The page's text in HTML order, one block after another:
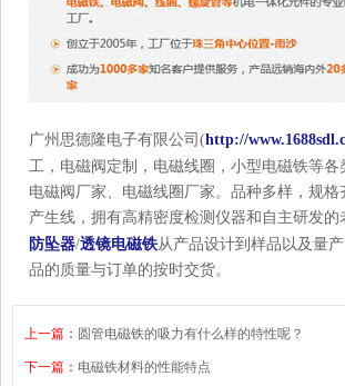
广州思德隆电子有限公司(http://
工，电磁阀定制，电磁线圈，小型电磁铁等
电磁阀厂家、电磁线圈厂家。品种多样，规
产生线，拥有高精密度检测仪器和自主研发
防坠器/透镜电磁铁从产品设计到样品以及量
品的质量与订单的按时交货。
上一篇： 圆管电磁铁的吸力有什么样的特性呢？
下一篇： 电磁铁材料的性能特点